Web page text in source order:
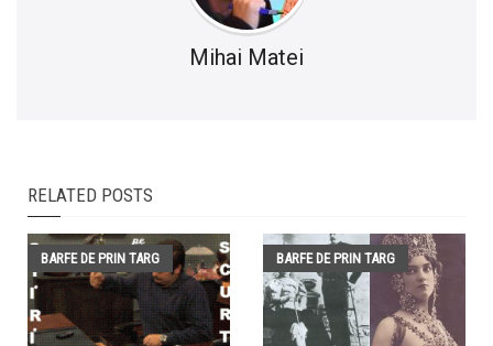
Mihai Matei
RELATED POSTS
BARFE DE PRIN TARG BARFE DE PRIN TARG